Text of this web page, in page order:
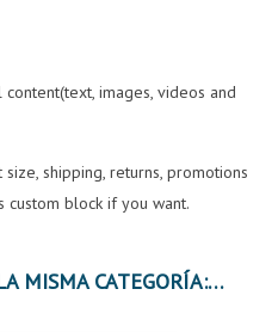
images, videos and
shipping, returns, promotions
custom block if you want.
10 PRODUCTOS MÁS EN LA MISMA CATEGORÍA: